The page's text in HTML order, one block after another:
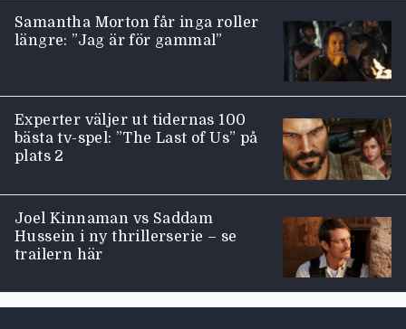
Samantha Morton får inga roller
längre: ”Jag är för gammal”
Experter väljer ut tidernas 100
bästa tv-spel: ”The Last of Us” på
plats 2
Joel Kinnaman vs Saddam
Hussein i ny thrillerserie – se
trailern här